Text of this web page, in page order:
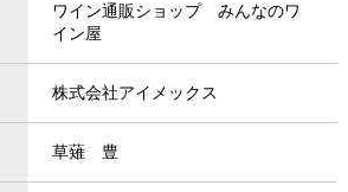
ワイン通販ショップ みんなのワ
イン屋
株式会社アイメックス
草薙 豊